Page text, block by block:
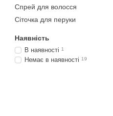
Спрей для волосся
Сіточка для перуки
Наявність
В наявності 1
Немає в наявності 19